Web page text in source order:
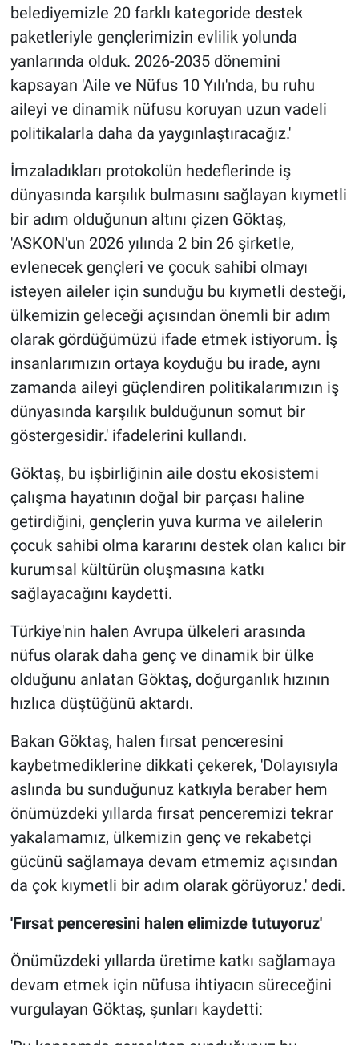
belediyemizle 20 farklı kategoride destek
paketleriyle gençlerimizin evlilik yolunda
yanlarında olduk. 2026-2035 dönemini
kapsayan 'Aile ve Nüfus 10 Yılı'nda, bu ruhu
aileyi ve dinamik nüfusu koruyan uzun vadeli
politikalarla daha da yaygınlaştıracağız.'
İmzaladıkları protokolün hedeflerinde iş
dünyasında karşılık bulmasını sağlayan kıymetli
bir adım olduğunun altını çizen Göktaş,
'ASKON'un 2026 yılında 2 bin 26 şirketle,
evlenecek gençleri ve çocuk sahibi olmayı
isteyen aileler için sunduğu bu kıymetli desteği,
ülkemizin geleceği açısından önemli bir adım
olarak gördüğümüzü ifade etmek istiyorum. İş
insanlarımızın ortaya koyduğu bu irade, aynı
zamanda aileyi güçlendiren politikalarımızın iş
dünyasında karşılık bulduğunun somut bir
göstergesidir.' ifadelerini kullandı.
Göktaş, bu işbirliğinin aile dostu ekosistemi
çalışma hayatının doğal bir parçası haline
getirdiğini, gençlerin yuva kurma ve ailelerin
çocuk sahibi olma kararını destek olan kalıcı bir
kurumsal kültürün oluşmasına katkı
sağlayacağını kaydetti.
Türkiye'nin halen Avrupa ülkeleri arasında
nüfus olarak daha genç ve dinamik bir ülke
olduğunu anlatan Göktaş, doğurganlık hızının
hızlıca düştüğünü aktardı.
Bakan Göktaş, halen fırsat penceresini
kaybetmediklerine dikkati çekerek, 'Dolayısıyla
aslında bu sunduğunuz katkıyla beraber hem
önümüzdeki yıllarda fırsat penceremizi tekrar
yakalamamız, ülkemizin genç ve rekabetçi
gücünü sağlamaya devam etmemiz açısından
da çok kıymetli bir adım olarak görüyoruz.' dedi.
'Fırsat penceresini halen elimizde tutuyoruz'
Önümüzdeki yıllarda üretime katkı sağlamaya
devam etmek için nüfusa ihtiyacın süreceğini
vurgulayan Göktaş, şunları kaydetti: